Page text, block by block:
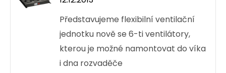
Představujeme flexibilní ventilační
jednotku nově se 6-ti ventilátory,
kterou je možné namontovat do víka
i dna rozvaděče